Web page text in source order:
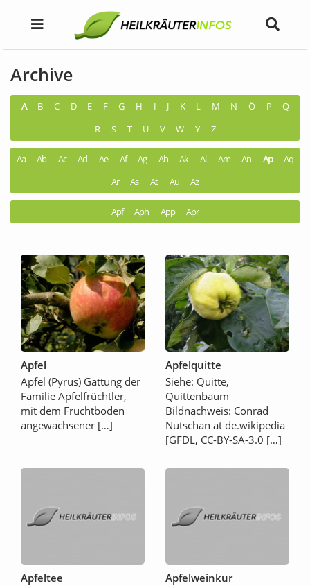
Archive
A B C D E F G H I J K L M N Ö P
Q
R
S T U V W Y Z
Aa Ab Ac Ad Ae Af Ag Ah Ak Al Am An Ap
Aq
Ar
As At Au Az
Apf Aph App Apr
Apfel
Apfel (Pyrus) Gattung der
Familie Apfelfrüchtler,
mit dem Fruchtboden
angewachsener […]
Apfelquitte
Siehe: Quitte,
Quittenbaum
Bildnachweis: Conrad
Nutschan at de.wikipedia
[GFDL, CC-BY-SA-3.0 […]
Apfeltee
Apfelweinkur